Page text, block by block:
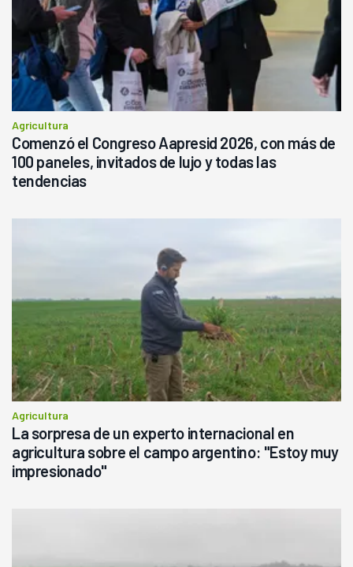
Agricultura
Comenzó el Congreso Aapresid 2026, con más de
100 paneles, invitados de lujo y todas las
tendencias
Agricultura
La sorpresa de un experto internacional en
agricultura sobre el campo argentino: "Estoy muy
impresionado"